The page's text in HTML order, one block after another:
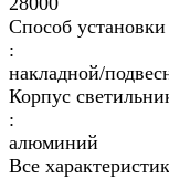
Способ
:
накладной/
Корпус
:
алюминий
Все